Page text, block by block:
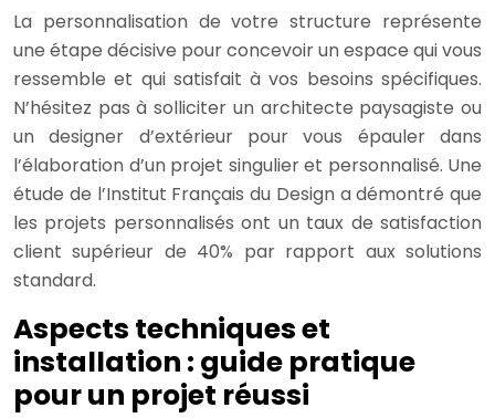
La personnalisation de votre structure représente
une étape décisive pour concevoir un espace qui vous
ressemble et qui satisfait à vos besoins spécifiques.
N’hésitez pas à solliciter un architecte paysagiste ou
un designer d’extérieur pour vous épauler dans
l’élaboration d’un projet singulier et personnalisé. Une
étude de l’Institut Français du Design a démontré que
les projets personnalisés ont un taux de satisfaction
client supérieur de 40% par rapport aux solutions
standard.
Aspects techniques et
installation : guide pratique
pour un projet réussi